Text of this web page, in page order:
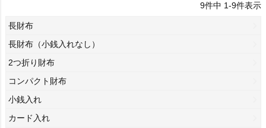
9件中 1-9件表示
長財布
長財布（小銭入れなし）
2つ折り財布
コンパクト財布
小銭入れ
カード入れ